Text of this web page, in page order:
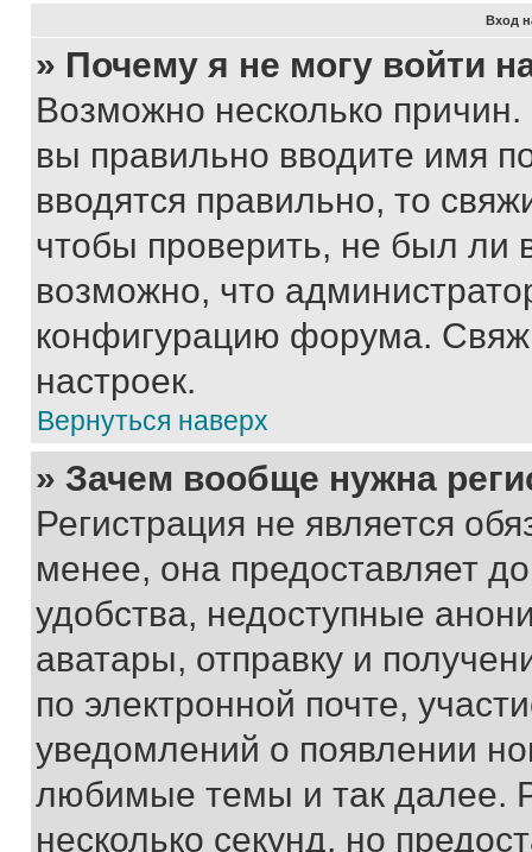
Вход
» Почему я не могу войти
Возможно несколько
вы правильно вводите имя
вводятся правильно, то
чтобы проверить, не был ли
возможно, что
конфигурацию форума.
настроек.
Вернуться наверх
» Зачем вообще нужна
Регистрация не является
менее, она предоставляет
удобства, недоступные
аватары, отправку и
по электронной почте,
уведомлений о появлении
любимые темы и так далее.
несколько секунд, но